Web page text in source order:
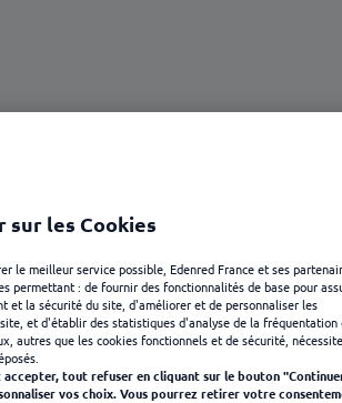
2025
sur les Cookies
le meilleur service possible, Edenred France et ses
permettant : de fournir des fonctionnalités de base pour
et la sécurité du site, d'améliorer et de personnaliser les
et d'établir des statistiques d'analyse de la fréquentation
autres que les cookies fonctionnels et de sécurité,
accepter, tout refuser en cliquant sur le bouton
vos choix. Vous pourrez retirer votre